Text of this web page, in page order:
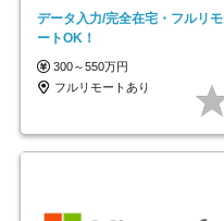
データ入力/完全在宅・フルリモ
ートOK！
300～550万円
フルリモートあり